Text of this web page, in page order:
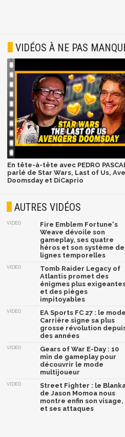
VIDÉOS À NE PAS
En tête-à-tête avec PEDRO
parlé de Star Wars, Last of Us,
Doomsday et DiCaprio
AUTRES VIDÉOS
VIDÉO
Fire Emblem Fortune's
Weave dévoile son
gameplay, ses quatre
héros et son système de
lignes temporelles
VIDÉO
Tomb Raider Legacy of
Atlantis promet des
énigmes plus
et des pièges
impitoyables
VIDÉO
EA Sports FC 27 : le mode
Carrière signe sa plus
grosse révolution
des années
VIDÉO
Gears of War E-Day : 10
min de gameplay pour
découvrir le mode
multijoueur
VIDÉO
Street Fighter : le
de Jason Momoa nous
montre enfin son visage,
et ses attaques